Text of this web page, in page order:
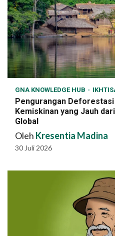
GNA KNOWLEDGE HUB
Pengurangan
Kemiskinan yang Jauh
Global
Oleh Kresentia Madina
30 Juli 2026